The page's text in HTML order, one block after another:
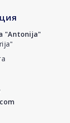
"Antonija"